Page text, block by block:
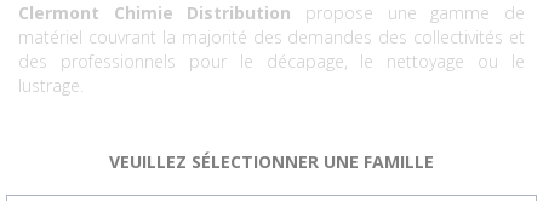
Clermont Chimie Distribution propose une gamme de
matériel couvrant la majorité des demandes des collectivités et
des professionnels pour le décapage, le nettoyage ou le
lustrage.
VEUILLEZ SÉLECTIONNER UNE FAMILLE